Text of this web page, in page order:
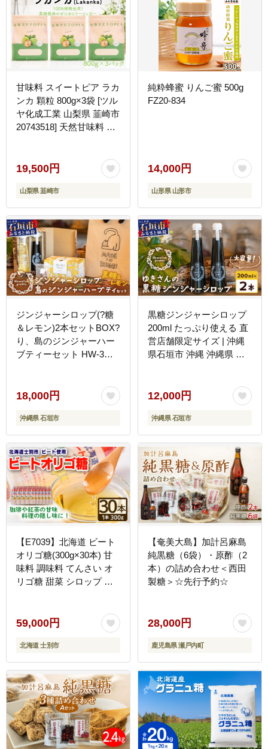
甘味料 スイートピア ラカ
ンカ 顆粒 800g×3袋 [ツル
ヤ化成工業 山梨県 韮崎市
20743518] 天然甘味料 羅
エット お菓子作り 砂糖
19,500円
山梨県 韮崎市
純粋蜂蜜 りんご蜜 500g
FZ20-834
14,000円
山形県 山形市
ジンジャーシロップ(?糖
＆レモン)2本セットBOX?
り、島のジンジャーハー
ブティーセット HW-3
島 石垣 石垣島 送料無料
?垣島産?姜 生姜 シロッ
プ ジンジャー ジンジャー
シロップ グラニュー糖 黒
糖 砂糖 ?唐?? 果汁 塩 ?垣
の塩 レモングラス レモン
フルーツ ハーブ ハーブテ
ィー ミント ギフト 国
産】
18,000円
沖縄県 石垣市
黒糖ジンジャーシロップ
200ml たっぷり使える 直
営店舗限定サイズ | 沖縄
県石垣市 沖縄 沖縄県 石
ジャーシロップ 塩 サトウ
キビ 黒糖 砂糖 赤唐辛子
ギフト 国産 HW-4
12,000円
沖縄県 石垣市
【E7039】北海道 ビート
オリゴ糖(300g×30本) 甘
味料 調味料 てんさい オ
リゴ糖 甜菜 シロップ 国
59,000円
北海道 士別市
【奄美大島】加計呂麻島
純黒糖（6袋）・原酢（2
本）の詰め合わせ＜西田
製糖＞☆先行予約☆
28,000円
鹿児島県 瀬戸内町